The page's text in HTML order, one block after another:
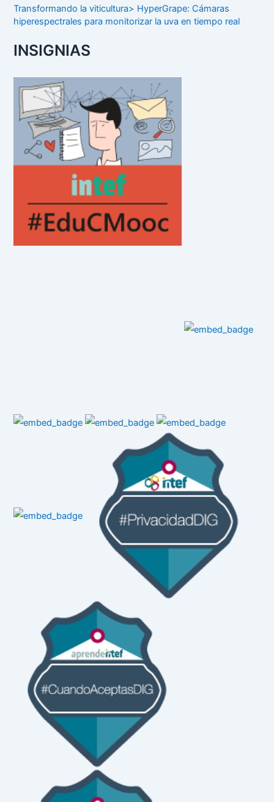
Transformando la viticultura> HyperGrape: Cámaras
hiperespectrales para monitorizar la uva en tiempo real
INSIGNIAS